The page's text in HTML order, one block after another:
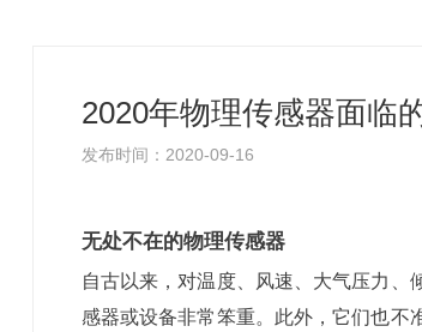
2020年物理传感器面临
发布时间：2020-09-16
无处不在的物理传感器
自古以来，对温度、风速、大气压力
感器或设备非常笨重。此外，它们也